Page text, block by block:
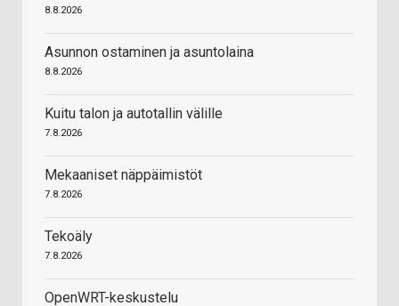
8.8.2026
Asunnon ostaminen ja asuntolaina
8.8.2026
Kuitu talon ja autotallin välille
7.8.2026
Mekaaniset näppäimistöt
7.8.2026
Tekoäly
7.8.2026
OpenWRT-keskustelu